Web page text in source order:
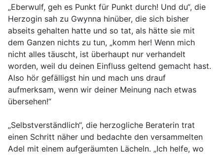
„Eberwulf, geh es Punkt für Punkt durch! Und du“, die
Herzogin sah zu Gwynna hinüber, die sich bisher
abseits gehalten hatte und so tat, als hätte sie mit
dem Ganzen nichts zu tun, „komm her! Wenn mich
nicht alles täuscht, ist überhaupt nur verhandelt
worden, weil du deinen Einfluss geltend gemacht hast.
Also hör gefälligst hin und mach uns drauf
aufmerksam, wenn wir deiner Meinung nach etwas
übersehen!“
„Selbstverständlich“, die herzogliche Beraterin trat
einen Schritt näher und bedachte den versammelten
Adel mit einem aufgeräumten Lächeln. „Ich helfe, wo